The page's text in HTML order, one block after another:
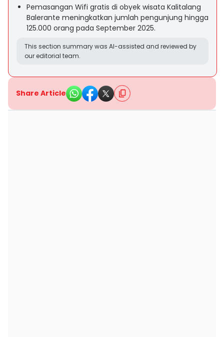
Pemasangan Wifi gratis di obyek wisata Kalitalang
Balerante meningkatkan jumlah pengunjung hingga
125.000 orang pada September 2025.
This section summary was AI-assisted and reviewed by
our editorial team.
Share Article